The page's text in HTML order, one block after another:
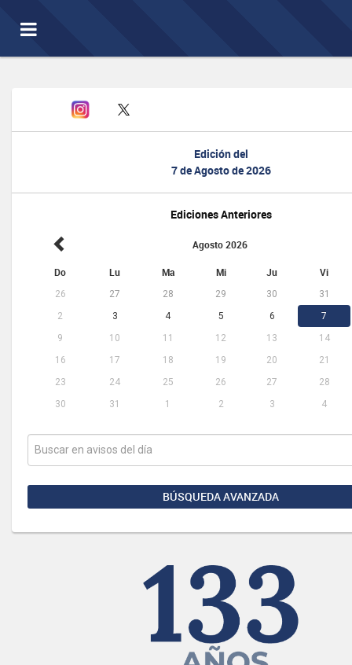
Toggle
navigation
Edición del
7 de Agosto de 2026
Ediciones Anteriores
Agosto 2026
Do Lu Ma Mi Ju Vi
26 27 28 29 30
31
2
3 4 5 6
7
9
10 11 12 13
14
16
17 18 19 20
21
23
24 25 26 27
28
30
31 1 2 3 4
BÚSQUEDA AVANZADA